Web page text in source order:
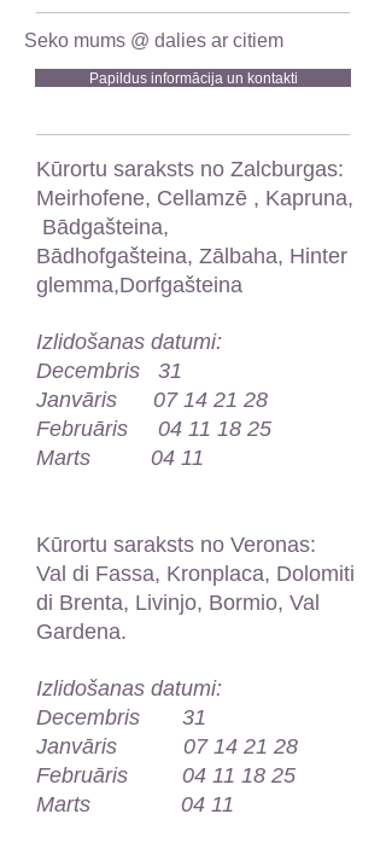
Seko mums @ dalies ar citiem
Papildus informācija un kontakti
Kūrortu saraksts no Zalcburgas:
Meirhofene, Cellamzē , Kapruna,
Bādgašteina,
Bādhofgašteina, Zālbaha, Hinter
glemma,Dorfgašteina
Izlidošanas datumi:
Decembris 31
Janvāris 07 14 21 28
Februāris 04 11 18 25
Marts 04 11
Kūrortu saraksts no Veronas:
Val di Fassa, Kronplaca, Dolomiti
di Brenta, Livinjo, Bormio, Val
Gardena.
Izlidošanas datumi:
Decembris 31
Janvāris 07 14 21 28
Februāris 04 11 18 25
Marts 04 11